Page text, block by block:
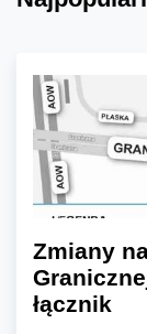
Zmiany
łącznik